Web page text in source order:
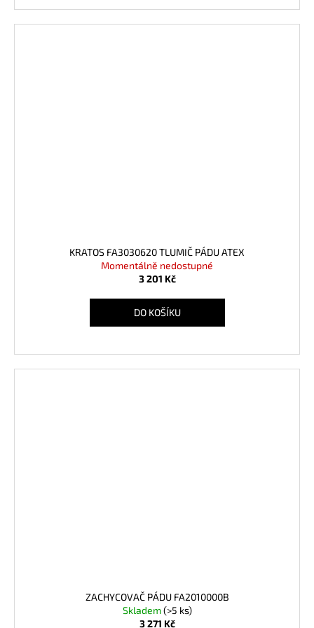
KRATOS FA3030620 TLUMIČ PÁDU ATEX
Momentálně nedostupné
3 201 Kč
DO KOŠÍKU
ZACHYCOVAČ PÁDU FA2010000B
Skladem(>5 ks)
3 271 Kč